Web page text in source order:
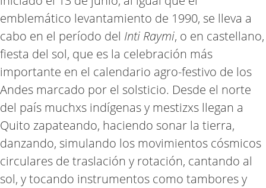
emblemático levantamiento de 1990, se lleva a
cabo en el período del Inti Raymi, o en castellano,
fiesta del sol, que es la celebración más
importante en el calendario agro-festivo de los
Andes marcado por el solsticio. Desde el norte
del país muchxs indígenas y mestizxs llegan a
Quito zapateando, haciendo sonar la tierra,
danzando, simulando los movimientos cósmicos
circulares de traslación y rotación, cantando al
sol, y tocando instrumentos como tambores y